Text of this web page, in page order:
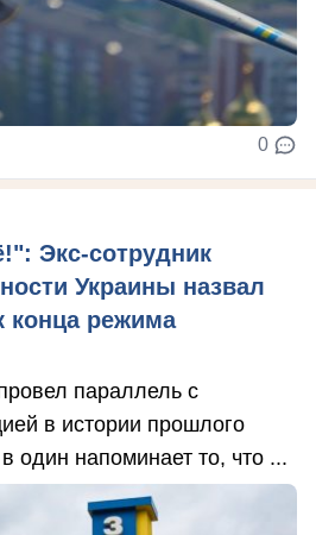
0
Экс-сотрудник
Украины назвал
конца режима
параллель с
в истории прошлого
один напоминает то, что ...